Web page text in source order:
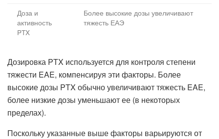
Доза и
активность
PTX
Более высокие дозы увеличивают
тяжесть ЕАЭ
Дозировка PTX используется для контроля степени
тяжести EAE, компенсируя эти факторы. Более
высокие дозы PTX обычно увеличивают тяжесть EAE,
более низкие дозы уменьшают ее (в некоторых
пределах).
Поскольку указанные выше факторы варьируются от